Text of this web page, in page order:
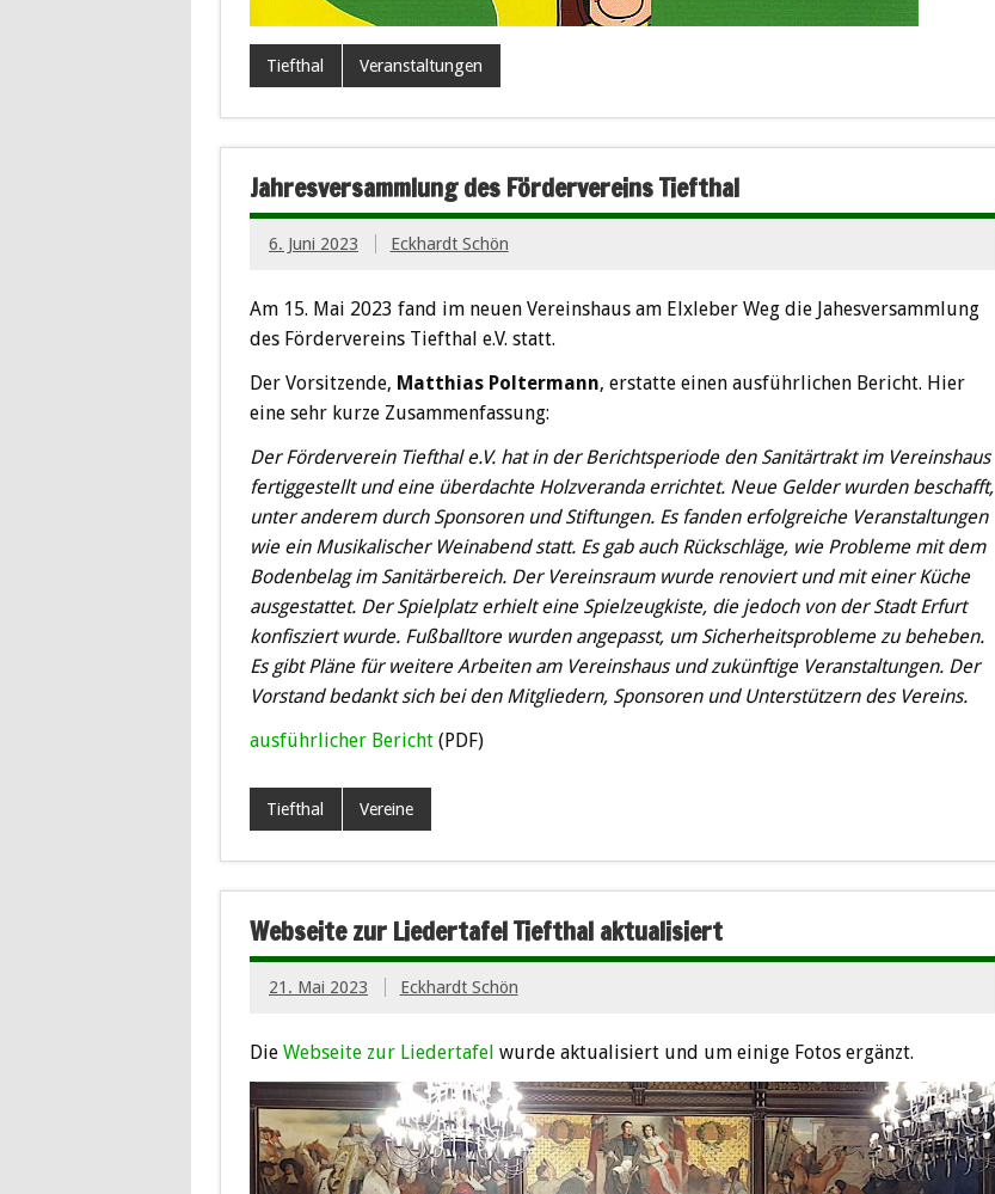
Tiefthal Veranstaltungen
Jahresversammlung des Fördervereins Tiefthal
6. Juni 2023 Eckhardt Schön
Am 15. Mai 2023 fand im neuen Vereinshaus am Elxleber Weg die Jahesversammlung
des Fördervereins Tiefthal e.V. statt.
Der Vorsitzende, Matthias Poltermann, erstatte einen ausführlichen Bericht. Hier
eine sehr kurze Zusammenfassung:
Der Förderverein Tiefthal e.V. hat in der Berichtsperiode den Sanitärtrakt im Vereinshaus
fertiggestellt und eine überdachte Holzveranda errichtet. Neue Gelder wurden beschafft,
unter anderem durch Sponsoren und Stiftungen. Es fanden erfolgreiche Veranstaltungen
wie ein Musikalischer Weinabend statt. Es gab auch Rückschläge, wie Probleme mit dem
Bodenbelag im Sanitärbereich. Der Vereinsraum wurde renoviert und mit einer Küche
ausgestattet. Der Spielplatz erhielt eine Spielzeugkiste, die jedoch von der Stadt Erfurt
konfisziert wurde. Fußballtore wurden angepasst, um Sicherheitsprobleme zu beheben.
Es gibt Pläne für weitere Arbeiten am Vereinshaus und zukünftige Veranstaltungen. Der
Vorstand bedankt sich bei den Mitgliedern, Sponsoren und Unterstützern des Vereins.
ausführlicher Bericht (PDF)
Tiefthal Vereine
Webseite zur Liedertafel Tiefthal aktualisiert
21. Mai 2023 Eckhardt Schön
Die Webseite zur Liedertafel wurde aktualisiert und um einige Fotos ergänzt.